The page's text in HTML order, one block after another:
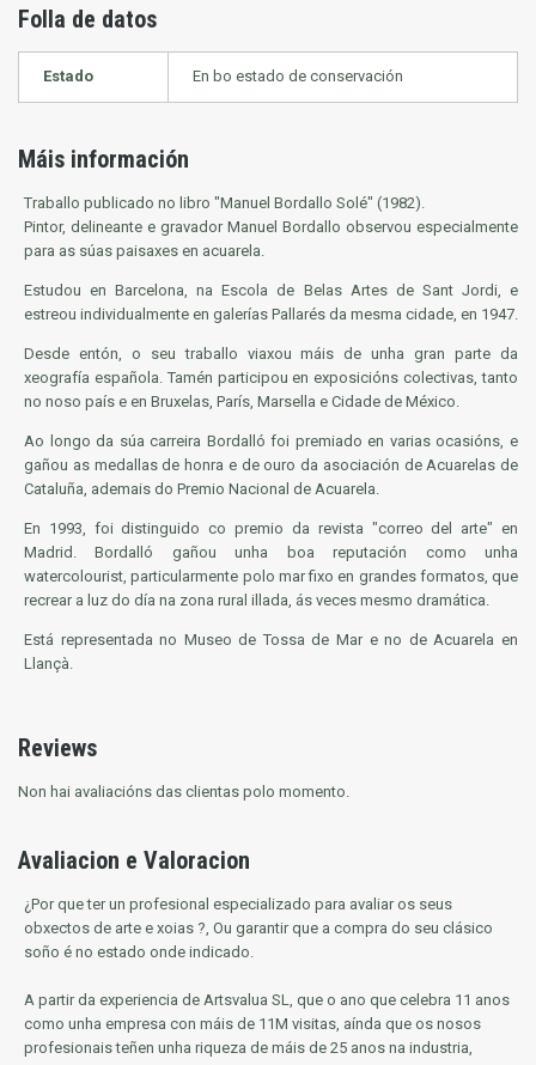
Folla de datos
Estado En bo estado de conservación
Máis información
Traballo publicado no libro "Manuel Bordallo Solé" (1982).
Pintor, delineante e gravador Manuel Bordallo observou especialmente
para as súas paisaxes en acuarela.
Estudou en Barcelona, na Escola de Belas Artes de Sant Jordi, e
estreou individualmente en galerías Pallarés da mesma cidade, en 1947.
Desde entón, o seu traballo viaxou máis de unha gran parte da
xeografía española. Tamén participou en exposicións colectivas, tanto
no noso país e en Bruxelas, París, Marsella e Cidade de México.
Ao longo da súa carreira Bordalló foi premiado en varias ocasións, e
gañou as medallas de honra e de ouro da asociación de Acuarelas de
Cataluña, ademais do Premio Nacional de Acuarela.
En 1993, foi distinguido co premio da revista "correo del arte" en
Madrid. Bordalló gañou unha boa reputación como unha
watercolourist, particularmente polo mar fixo en grandes formatos, que
recrear a luz do día na zona rural illada, ás veces mesmo dramática.
Está representada no Museo de Tossa de Mar e no de Acuarela en
Llançà.
Reviews
Non hai avaliacións das clientas polo momento.
Avaliacion e Valoracion
¿Por que ter un profesional especializado para avaliar os seus
obxectos de arte e xoias ?, Ou garantir que a compra do seu clásico
soño é no estado onde indicado.
A partir da experiencia de Artsvalua SL, que o ano que celebra 11 anos
como unha empresa con máis de 11M visitas, aínda que os nosos
profesionais teñen unha riqueza de máis de 25 anos na industria,